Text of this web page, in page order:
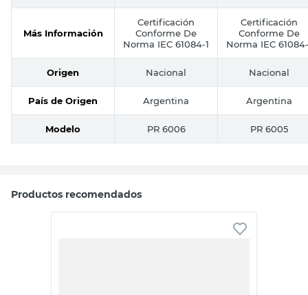
Más Información
Certificación
Conforme De
Norma IEC 61084-1
Certificación
Conforme De
Norma IEC
Origen Nacional Nacional
País de Origen Argentina Argentina
Modelo PR 6006 PR 6005
Productos recomendados